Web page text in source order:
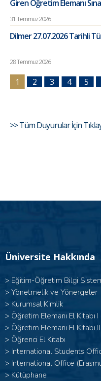
Giren Öğretim Elemanı
31 Temmuz 2026
Dilmer 27.07.2026 Tarihli
28 Temmuz 2026
1 2 3 4 5
>> Tüm Duyurular İçin
Üniversite Hakkında
> Eğitim-Öğretim Bilgi
> Yönetmelik ve Yönergeler
> Kurumsal Kimlik
> Öğretim Elemanı El Kitabı I
> Öğretim Elemanı El Kitabı II
> Öğrenci El Kitabı
> International Students
> International Office
> Kütüphane